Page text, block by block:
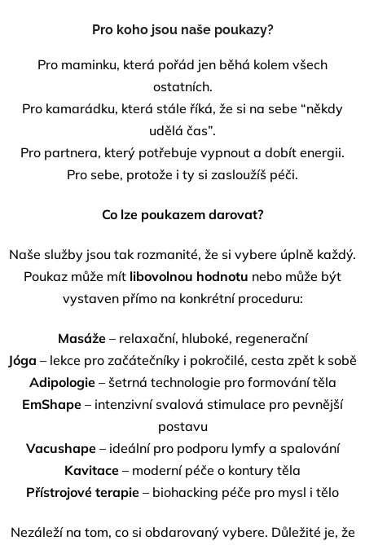
Pro koho jsou naše poukazy?
Pro maminku, která pořád jen běhá kolem všech
ostatních.
Pro kamarádku, která stále říká, že si na sebe “někdy
udělá čas”.
Pro partnera, který potřebuje vypnout a dobít energii.
Pro sebe, protože i ty si zasloužíš péči.
Co lze poukazem darovat?
Naše služby jsou tak rozmanité, že si vybere úplně každý.
Poukaz může mít libovolnou hodnotu nebo může být
vystaven přímo na konkrétní proceduru:
Masáže– relaxační, hluboké, regenerační
Jóga – lekce pro začátečníky i pokročilé, cesta zpět k sobě
Adipologie– šetrná technologie pro formování těla
EmShape – intenzivní svalová stimulace pro pevnější
postavu
Vacushape– ideální pro podporu lymfy a spalování
Kavitace – moderní péče o kontury těla
Přístrojové terapie – biohacking péče pro mysl i tělo
Nezáleží na tom, co si obdarovaný vybere. Důležité je, že